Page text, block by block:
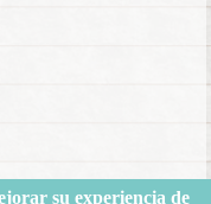
su experiencia de